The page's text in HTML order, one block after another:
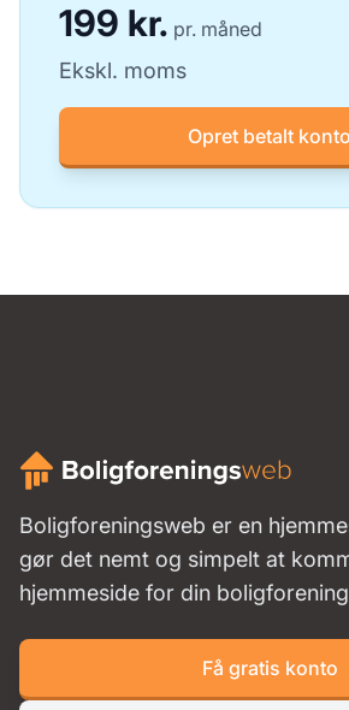
199 kr. pr. måned
Ekskl. moms
Opret betalt konto
Boligforeningsweb er en
gør det nemt og simpelt at
hjemmeside for din
Få gratis konto